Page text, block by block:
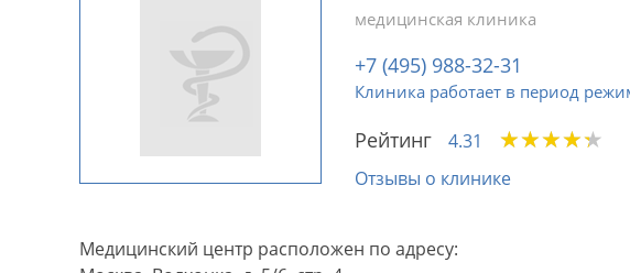
медицинская клиника
+7 (495) 988-32-31
Клиника работает в период
Рейтинг 4.31 ★★★★★
★★★★★
Отзывы о клинике
Медицинский центр расположен по адресу: